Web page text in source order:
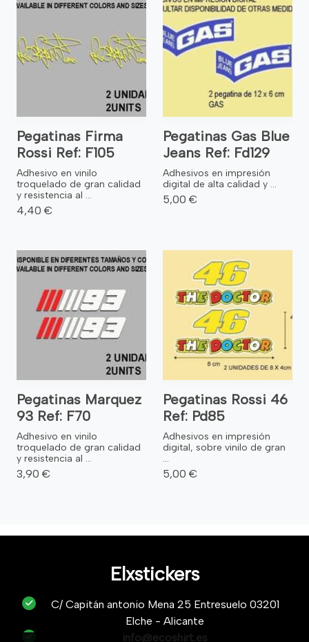
Pegatinas Firma
Rossi Ref: F105
Adhesivo en vinilo
troquelado de gran calidad
y resistencia al ...
4,40 €
Pegatinas Gas Blue
Jeans Ref: Fd129
Adhesivos en impresión
digital de alta calidad y ...
5,00 €
Pegatinas Marquez
93 Ref: F70
Adhesivo en vinilo
troquelado de gran calidad
y resistencia al ...
3,90 €
Pegatinas Rossi 46
Ref: Pd85
Adhesivos en impresión
digital, sobre vinilo de gran
...
5,00 €
Elxstickers
C/ Capitán antonio Mena 25 Entresuelo 03201
Elche - Alicante
info@ecoshirt.es